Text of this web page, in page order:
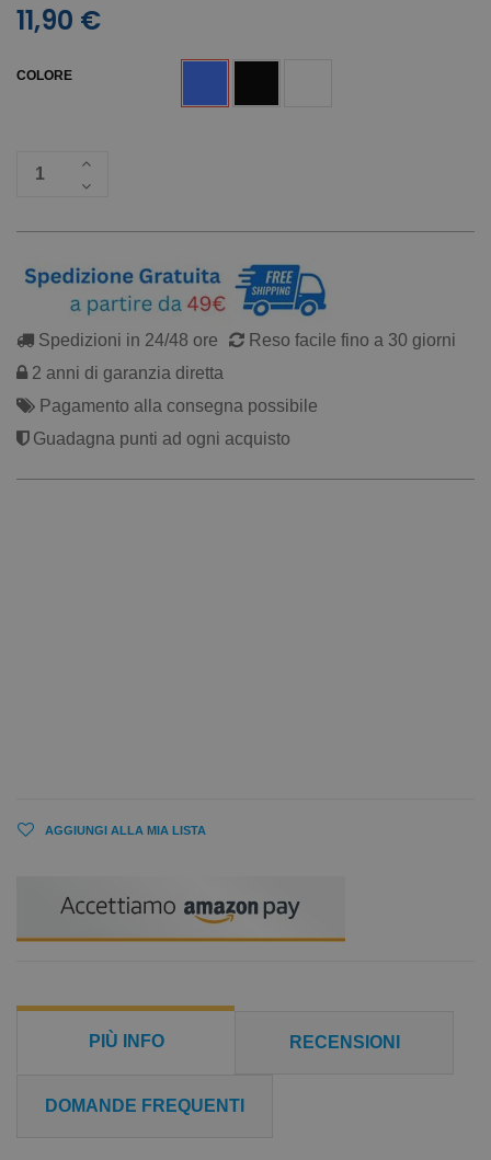
11,90 €
COLORE
Spedizioni in 24/48 ore
Reso facile fino a 30 giorni
2 anni di garanzia diretta
Pagamento alla consegna possibile
Guadagna punti ad ogni acquisto
AGGIUNGI ALLA MIA LISTA
PIÙ INFO RECENSIONI
DOMANDE FREQUENTI